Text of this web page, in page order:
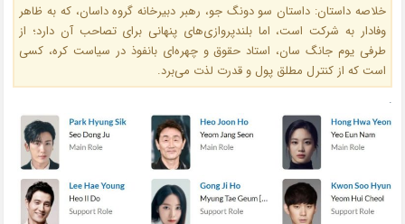
خلاصه داستان: داستان سو دونگ جو، رهبر دبیرخانه گروه داسان، که به‌ ظاهر
وفادار به شرکت است، اما بلندپروازی‌های پنهانی برای تصاحب آن دارد؛ از
طرفی یوم جانگ سان، استاد حقوق و چهره‌ای بانفوذ در سیاست کره، کسی
است که از کنترل مطلق پول و قدرت لذت می‌برد.
.